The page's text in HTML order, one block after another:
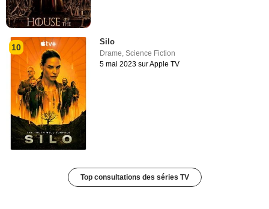
10
Silo
Drame ,Science Fiction
5 mai 2023 sur Apple TV
Top consultations des séries TV